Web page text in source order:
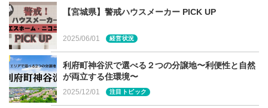
納力も高く、出入りしやすくて便利です。キッチンと収納
部を、このようなアール壁で仕切ったり、床を素材違いに
しても素敵ですね。
キッチンはシンプルに、パントリー内はかわいらしいクロ
スをチョイスして遊び心をプラスしてみるものGOOD！
【宮城県】警戒ハウスメーカー PICK UP
2025/06/01 経営状況
利府町神谷沢で選べる２つの分譲地〜利便性と自然
が両立する住環境〜
2025/12/01 注目トピック